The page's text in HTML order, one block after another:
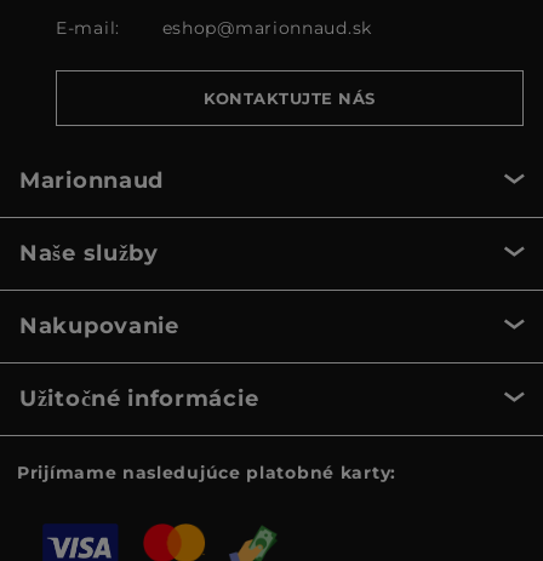
E-mail: eshop@marionnaud.sk
KONTAKTUJTE NÁS
Marionnaud
Naše služby
Nakupovanie
Užitočné informácie
Prijímame nasledujúce platobné karty: